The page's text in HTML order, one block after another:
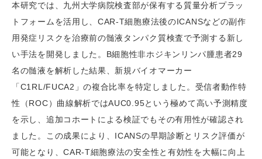
本研究では、九州大学病院検査部が保有する質量分析プラッ
トフォームを活用し、CAR-T細胞療法後のICANSなどの副作
用発症リスクを治療前の髄液タンパク質検査で予測する新し
い手法を開発しました。B細胞性非ホジキンリンパ腫患者29
名の髄液を解析した結果、新規バイオマーカー
「C1RL/FUCA2」の複合比率を特定しました。受信者動作特
性（ROC）曲線解析ではAUC0.95という極めて高い予測精度
を示し、追加コホートによる検証でもその有用性が確認され
ました。この成果により、ICANSの早期診断とリスク評価が
可能となり、CAR-T細胞療法の安全性と有効性を大幅に向上